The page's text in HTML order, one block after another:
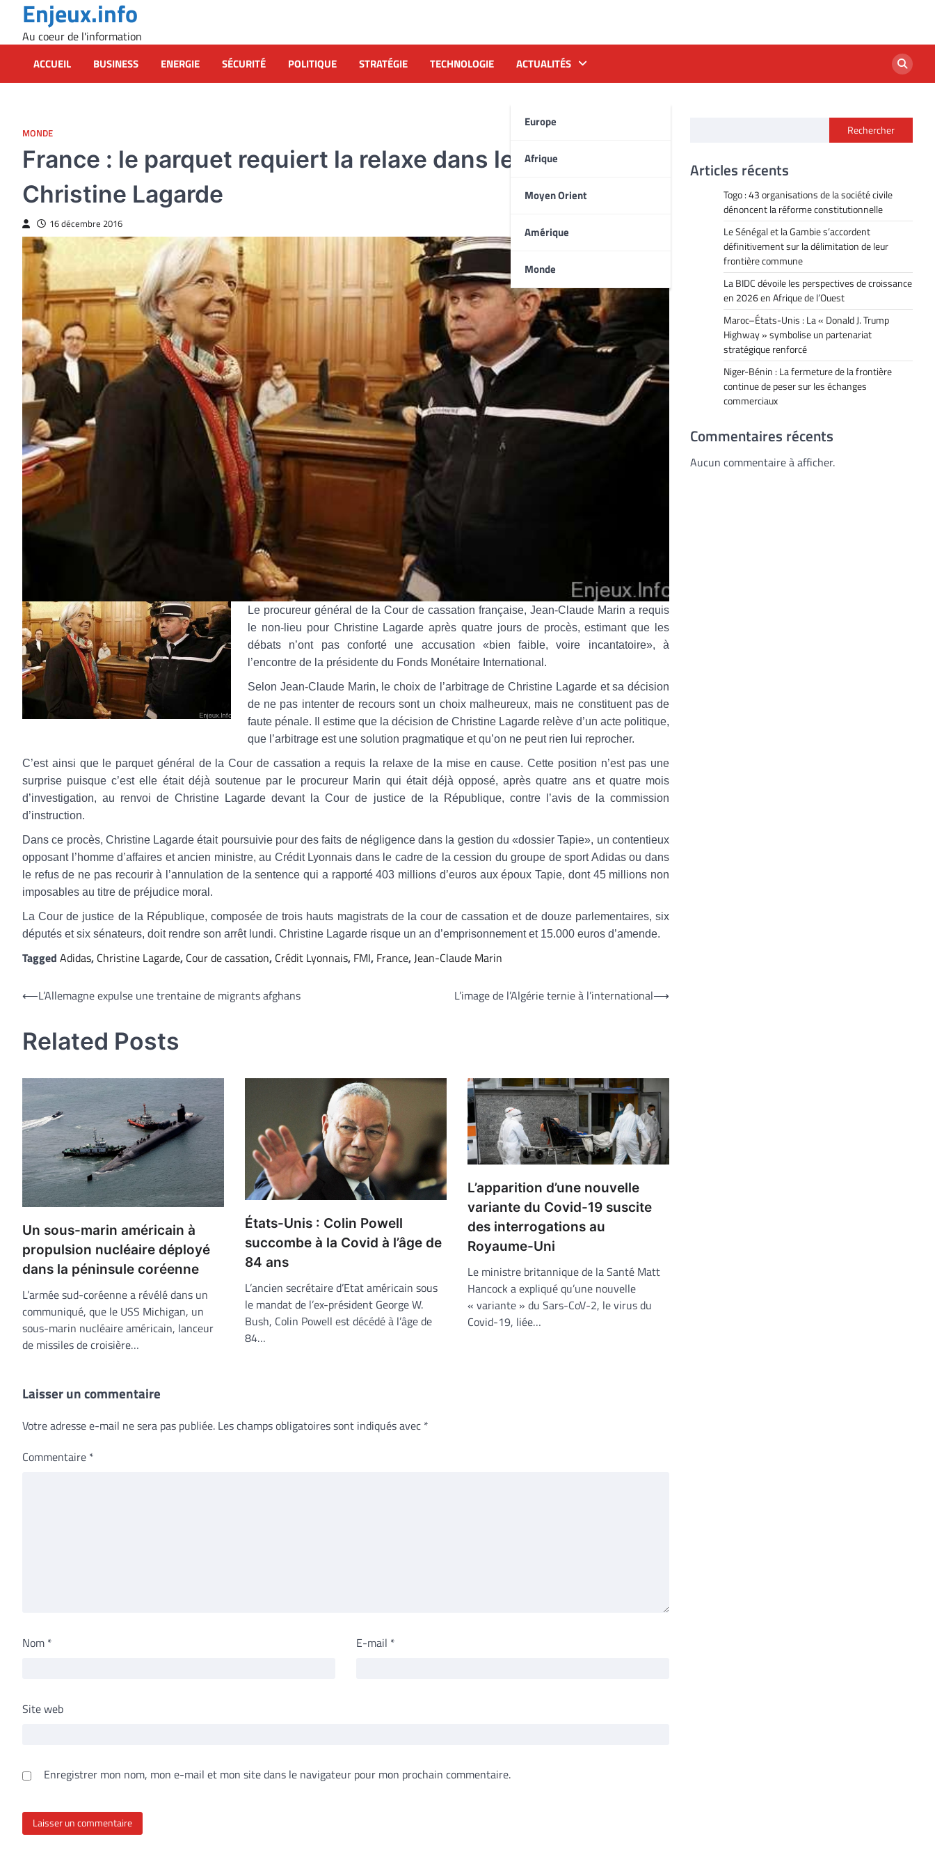
content
Enjeux.info
Au coeur de l'information
ACCUEIL BUSINESS ENERGIE SÉCURITÉ POLITIQUE STRATÉGIE TECHNOLOGIE ACTUALITÉS
Europe
Afrique
Moyen Orient
Amérique
Monde
MONDE
France : le parquet requiert la relaxe dans le procès de
Christine Lagarde
16 décembre 2016
Le procureur général de la Cour de cassation française, Jean-Claude Marin a requis
le non-lieu pour Christine Lagarde après quatre jours de procès, estimant que les
débats n’ont pas conforté une accusation «bien faible, voire incantatoire», à
l’encontre de la présidente du Fonds Monétaire International.
Selon Jean-Claude Marin, le choix de l’arbitrage de Christine Lagarde et sa décision
de ne pas intenter de recours sont un choix malheureux, mais ne constituent pas de
faute pénale. Il estime que la décision de Christine Lagarde relève d’un acte politique,
que l’arbitrage est une solution pragmatique et qu’on ne peut rien lui reprocher.
C’est ainsi que le parquet général de la Cour de cassation a requis la relaxe de la mise en cause. Cette position n’est pas une
surprise puisque c’est elle était déjà soutenue par le procureur Marin qui était déjà opposé, après quatre ans et quatre mois
d’investigation, au renvoi de Christine Lagarde devant la Cour de justice de la République, contre l’avis de la commission
d’instruction.
Dans ce procès, Christine Lagarde était poursuivie pour des faits de négligence dans la gestion du «dossier Tapie», un contentieux
opposant l’homme d’affaires et ancien ministre, au Crédit Lyonnais dans le cadre de la cession du groupe de sport Adidas ou dans
le refus de ne pas recourir à l’annulation de la sentence qui a rapporté 403 millions d’euros aux époux Tapie, dont 45 millions non
imposables au titre de préjudice moral.
La Cour de justice de la République, composée de trois hauts magistrats de la cour de cassation et de douze parlementaires, six
députés et six sénateurs, doit rendre son arrêt lundi. Christine Lagarde risque un an d’emprisonnement et 15.000 euros d’amende.
Tagged Adidas, Christine Lagarde, Cour de cassation, Crédit Lyonnais, FMI, France,Jean-Claude Marin
Navigation
l’article
⟵L’Allemagne expulse une trentaine de migrants afghans L’image de l’Algérie ternie à l’international⟶
Related Posts
Un sous-marin américain à
propulsion nucléaire déployé
dans la péninsule coréenne
L’armée sud-coréenne a révélé dans un
communiqué, que le USS Michigan, un
sous-marin nucléaire américain, lanceur
de missiles de croisière…
États-Unis : Colin Powell
succombe à la Covid à l’âge de
84 ans
L’ancien secrétaire d’Etat américain sous
le mandat de l’ex-président George W.
Bush, Colin Powell est décédé à l’âge de
84…
L’apparition d’une nouvelle
variante du Covid-19 suscite
des interrogations au
Royaume-Uni
Le ministre britannique de la Santé Matt
Hancock a expliqué qu’une nouvelle
« variante » du Sars-CoV-2, le virus du
Covid-19, liée…
Laisser un commentaire
Votre adresse e-mail ne sera pas publiée. Les champs obligatoires sont indiqués avec *
Commentaire *
Nom * E-mail *
Site web
Enregistrer mon nom, mon e-mail et mon site dans le navigateur pour mon prochain commentaire.
Rechercher
Articles récents
Togo : 43 organisations de la société civile
dénoncent la réforme constitutionnelle
Le Sénégal et la Gambie s’accordent
définitivement sur la délimitation de leur
frontière commune
La BIDC dévoile les perspectives de croissance
en 2026 en Afrique de l’Ouest
Maroc–États-Unis : La « Donald J. Trump
Highway » symbolise un partenariat
stratégique renforcé
Niger-Bénin : La fermeture de la frontière
continue de peser sur les échanges
commerciaux
Commentaires récents
Aucun commentaire à afficher.